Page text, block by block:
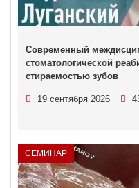
Современный
стоматологической
стираемостью зубов
19 сентября 2026
СЕМИНАР